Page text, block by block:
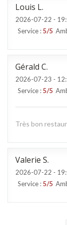
Louis L
2026-07-22 -
Service :5/5
Gérald C
2026-07-23 -
Service :5/5
Très bon
Valerie S
2026-07-22 -
Service :5/5